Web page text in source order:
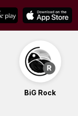
BiG Rock